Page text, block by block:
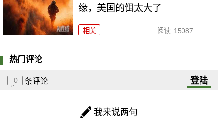
缘，美国的饵太大了
相关 阅读 15087
热门评论
0 条评论 登陆
我来说两句